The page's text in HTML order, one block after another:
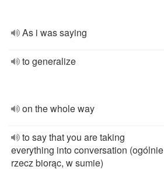
As i was saying
to generalize
on the whole way
to say that you are taking
everything into conversation (ogólnie
rzecz biorąc, w sumie)